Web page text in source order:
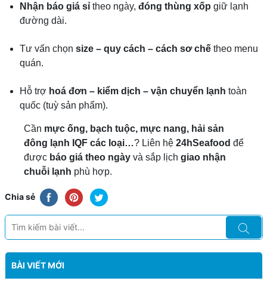
Nhận báo giá sỉtheo ngày, đóng thùng xốp giữ lạnh
đường dài.
Tư vấn chọn size – quy cách – cách sơ chếtheo menu
quán.
Hỗ trợ hoá đơn – kiểm dịch – vận chuyển lạnh toàn
quốc (tuỳ sản phẩm).
Cần mực ống, bạch tuộc, mực nang, hải sản
đông lạnh IQF các loại…? Liên hệ 24hSeafood để
được báo giá theo ngàyvà sắp lịch giao nhận
chuỗi lạnh phù hợp.
Chia sẻ
BÀI VIẾT MỚI